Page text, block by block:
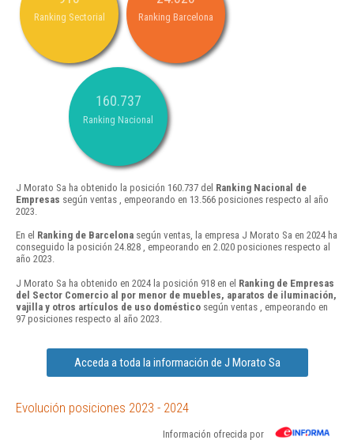
Ranking Sectorial Ranking Barcelona
160.737
Ranking Nacional
J Morato Sa ha obtenido la posición 160.737 del Ranking Nacional de
Empresas según ventas , empeorando en 13.566 posiciones respecto al año
2023.
En el Ranking de Barcelona según ventas, la empresa J Morato Sa en 2024 ha
conseguido la posición 24.828 , empeorando en 2.020 posiciones respecto al
año 2023.
J Morato Sa ha obtenido en 2024 la posición 918 en el Ranking de Empresas
del Sector Comercio al por menor de muebles, aparatos de iluminación,
vajilla y otros artículos de uso doméstico según ventas , empeorando en
97 posiciones respecto al año 2023.
Acceda a toda la información de J Morato Sa
Evolución posiciones 2023 - 2024
Información ofrecida por